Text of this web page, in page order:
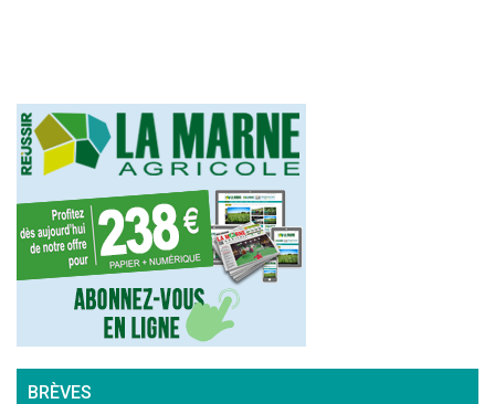
BRÈVES